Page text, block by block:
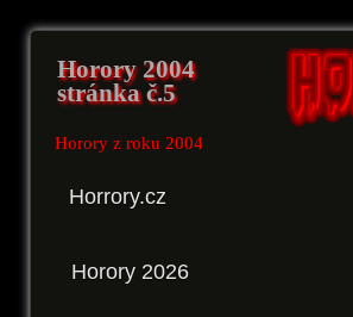
Horory 2004
stránka č.5
Horory z roku 2004
Horrory.cz
Horory 2026